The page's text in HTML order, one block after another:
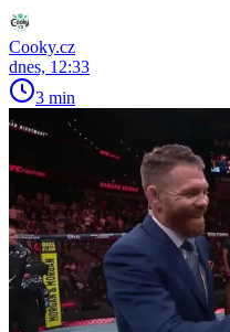
Cooky.cz
dnes, 12:33
3 min